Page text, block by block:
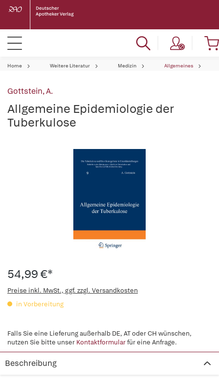
Home Weitere Literatur Medizin Allgemeines
Gottstein, A.
Allgemeine Epidemiologie der
Tuberkulose
54,99 €*
Preise inkl. MwSt., ggf. zzgl. Versandkosten
in Vorbereitung
Falls Sie eine Lieferung außerhalb DE, AT oder CH wünschen,
nutzen Sie bitte unser Kontaktformularfür eine Anfrage.
Beschreibung